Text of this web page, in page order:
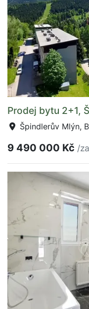
Prodej bytu 2+1,
Špindlerův Mlýn,
9 490 000 Kč /